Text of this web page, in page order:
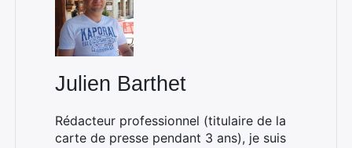
Julien Barthet
Rédacteur professionnel (titulaire de la
carte de presse pendant 3 ans), je suis